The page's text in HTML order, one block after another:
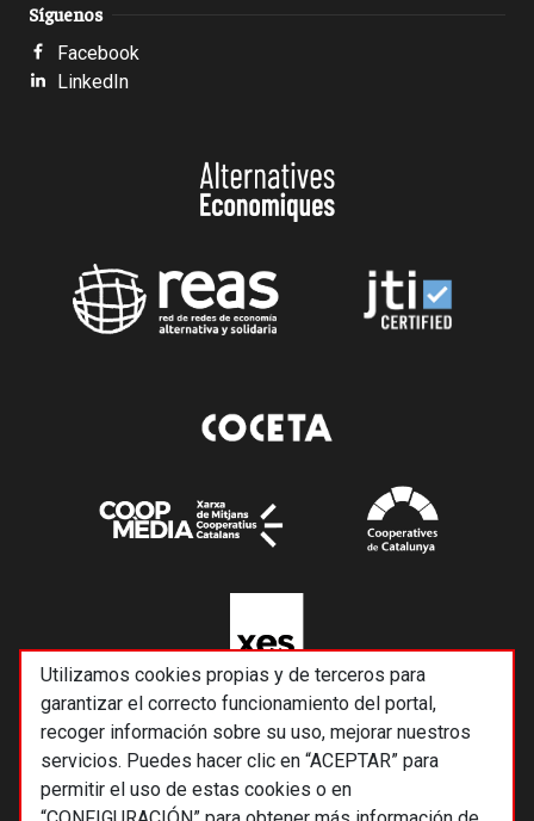
Utilizamos cookies propias y de terceros para
garantizar el correcto funcionamiento del portal,
recoger información sobre su uso, mejorar nuestros
servicios. Puedes hacer clic en “ACEPTAR” para
permitir el uso de estas cookies o en
Síguenos
Facebook
LinkedIn